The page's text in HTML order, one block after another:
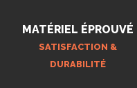
MATÉRIEL ÉPROUVÉ
SATISFACTION &
DURABILITÉ